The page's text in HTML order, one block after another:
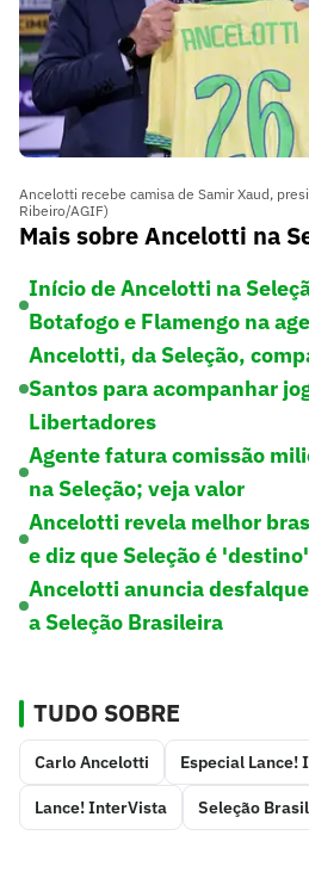
Ancelotti recebe camisa de Samir Xaud,
Ribeiro/AGIF)
Mais sobre Ancelotti na
Início de Ancelotti na
Botafogo e Flamengo na
Ancelotti, da Seleção,
Santos para acompanhar
Libertadores
Agente fatura comissão
na Seleção; veja valor
Ancelotti revela melhor
e diz que Seleção é 'destino'
Ancelotti anuncia
a Seleção Brasileira
TUDO SOBRE
Carlo Ancelotti Especial Lance!
Lance! InterVista Seleção